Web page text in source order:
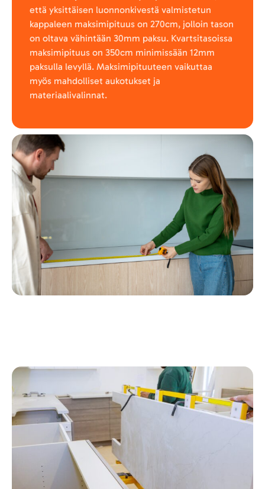
että yksittäisen luonnonkivestä valmistetun
kappaleen maksimipituus on 270cm, jolloin tason
on oltava vähintään 30mm paksu. Kvartsitasoissa
maksimipituus on 350cm minimissään 12mm
paksulla levyllä. Maksimipituuteen vaikuttaa
myös mahdolliset aukotukset ja
materiaalivalinnat.